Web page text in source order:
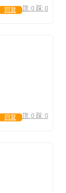
顶: 0 踩: 0
回复
顶: 0 踩: 0
回复